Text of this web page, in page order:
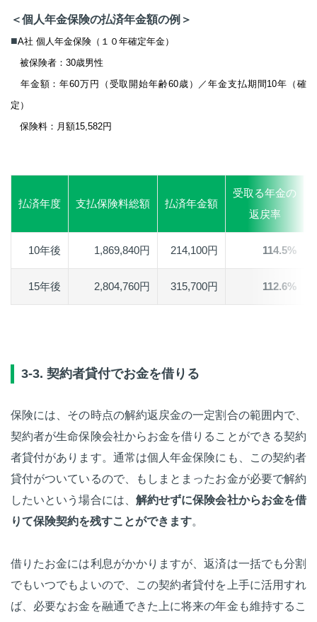
＜個人年金保険の払済年金額の例＞
■A社 個人年金保険（１０年確定年金）
被保険者：30歳男性
年金額：年60万円（受取開始年齢60歳）／年金支払期間10年（確
定）
保険料：月額15,582円
払済年度 支払保険料総額 払済年金額
受取る年金の
返戻率
10年後 1,869,840円 214,100円 114.5%
15年後 2,804,760円 315,700円 112.6%
3-3. 契約者貸付でお金を借りる
保険には、その時点の解約返戻金の一定割合の範囲内で、
契約者が生命保険会社からお金を借りることができる契約
者貸付があります。通常は個人年金保険にも、この契約者
貸付がついているので、もしまとまったお金が必要で解約
したいという場合には、 解約せずに保険会社からお金を借
りて保険契約を残すことができます。
借りたお金には利息がかかりますが、返済は一括でも分割
でもいつでもよいので、この契約者貸付を上手に活用すれ
ば、必要なお金を融通できた上に将来の年金も維持するこ